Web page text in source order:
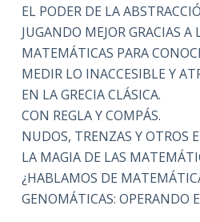
EL PODER DE LA
JUGANDO MEJOR GRACIAS
MATEMÁTICAS PARA
MEDIR LO INACCESIBLE Y
EN LA GRECIA CLÁSICA.
CON REGLA Y COMPÁS.
NUDOS, TRENZAS Y OTROS
LA MAGIA DE LAS
¿HABLAMOS DE
GENOMÁTICAS: OPERANDO